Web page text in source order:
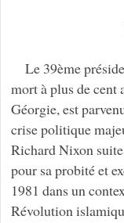
Le 39ème
mort à plus de cent
Géorgie, est
crise politique
Richard Nixon
pour sa probité et
1981 dans un
Révolution